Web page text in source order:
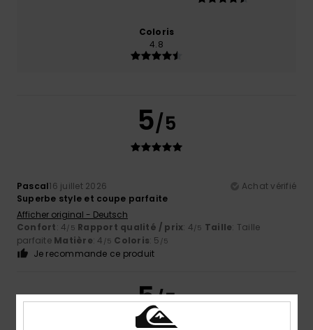
Coloris
4.8
5/5
Pascal16 juillet 2026
Achat vérifié
Superbe style et coupe parfaite
Afficher original - Deutsch
Confort: 4/5 Rapport qualité / prix: 4/5 Taille: Taille
parfaite Matière: 4 /5 Coloris: 5 /5
Je recommande ce produit
5/5